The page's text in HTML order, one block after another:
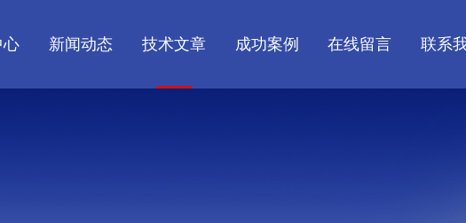
心 新闻动态 技术文章 成功案例 在线留言 联系